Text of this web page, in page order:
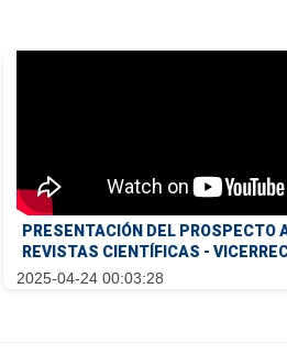
PRESENTACIÓN DEL PROSPECTO
REVISTAS CIENTÍFICAS -
2025-04-24 00:03:28